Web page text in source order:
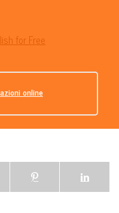
for Free
online